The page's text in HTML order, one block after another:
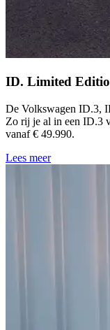
ID. Limited
De Volkswagen ID.3,
Zo rij je al in een ID.3
vanaf € 49.990.
Lees meer